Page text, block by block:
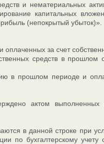
и нематериальных
капитальных
(непокрытый убыток)».
за счет
средств в
в прошлом периоде и
актом
в данной строке при
по бухгалтерскому